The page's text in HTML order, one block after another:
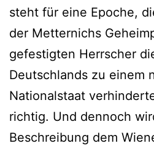
steht für eine Epoche,
der Metternichs
gefestigten Herrscher
Deutschlands zu einem
Nationalstaat
richtig. Und dennoch
Beschreibung dem